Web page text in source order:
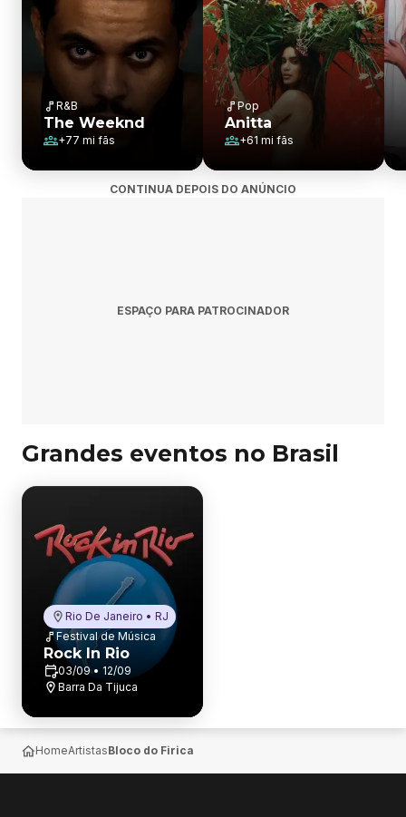
R&B
The Weeknd
+77 mi fãs
Pop
Anitta
+61 mi fãs
CONTINUA DEPOIS DO ANÚNCIO
ESPAÇO PARA PATROCINADOR
Grandes eventos no Brasil
Rio De Janeiro • RJ
Festival de Música
Rock In Rio
03/09 • 12/09
Barra Da Tijuca
HomeArtistasBloco do Firica